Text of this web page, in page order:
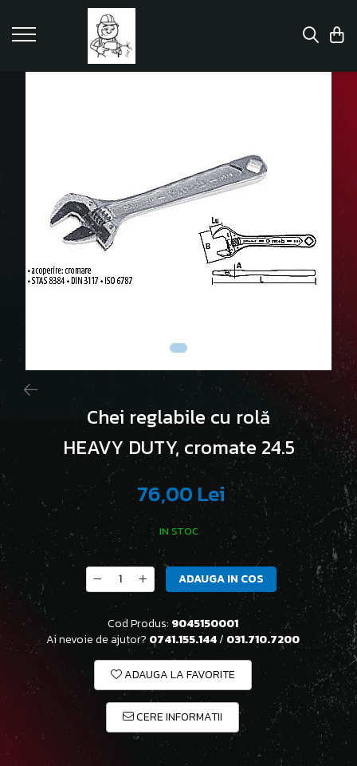
Chei reglabile cu rolă
HEAVY DUTY, cromate 24.5
76,00 Lei
IN STOC
ADAUGA IN COS
Cod Produs: 9045150001
Ai nevoie de ajutor? 0741.155.144/ 031.710.7200
ADAUGA LA FAVORITE
CERE INFORMATII